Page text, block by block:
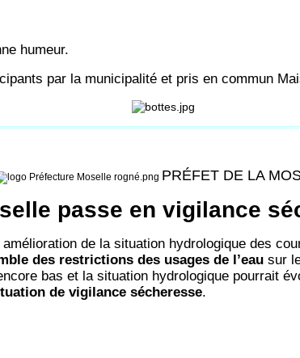
humeur.
par la municipalité et pris en commun
PRÉFET DE LA
passe en vigilance
de la situation hydrologique des
des restrictions des usages de l’eau sur
bas et la situation hydrologique pourrait
de vigilance sécheresse.